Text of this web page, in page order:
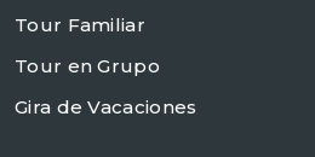
Tour Familiar
Tour en Grupo
Gira de Vacaciones